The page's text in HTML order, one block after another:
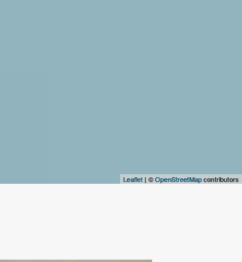
Leaflet | ©OpenStreetMapcontributors